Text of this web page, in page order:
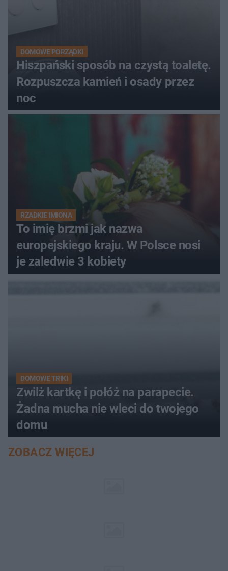
DOMOWE PORZĄDKI
Hiszpański sposób na czystą toaletę.
Rozpuszcza kamień i osady przez
noc
RZADKIE IMIONA
To imię brzmi jak nazwa
europejskiego kraju. W Polsce nosi
je zaledwie 3 kobiety
DOMOWE TRIKI
Zwilż kartkę i połóż na parapecie.
Żadna mucha nie wleci do twojego
domu
ZOBACZ WIĘCEJ